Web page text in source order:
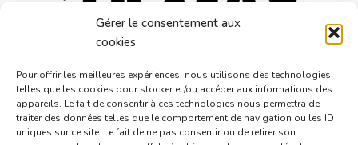
Gérer le consentement aux
cookies
Pour offrir les meilleures expériences, nous utilisons des technologies
telles que les cookies pour stocker et/ou accéder aux informations des
appareils. Le fait de consentir à ces technologies nous permettra de
traiter des données telles que le comportement de navigation ou les ID
uniques sur ce site. Le fait de ne pas consentir ou de retirer son